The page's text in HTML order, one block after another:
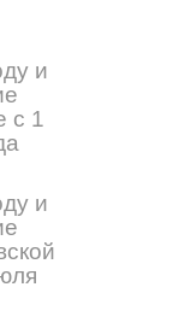
и
с 1
и